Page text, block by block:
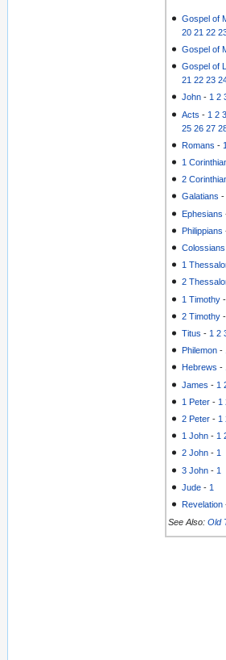
Gospel of
20 21 22
Gospel of
Gospel of
21 22 23
John - 1 2
Acts - 1 2
25 26 27
Romans -
1
2
Galatians
Ephesians
Philippians
Colossians
1
2
1 Timothy
2 Timothy
Titus - 1 2
Philemon -
Hebrews -
James - 1
1 Peter - 1
2 Peter - 1
1 John - 1
2 John - 1
3 John - 1
Jude - 1
Revelation
See Also: Old